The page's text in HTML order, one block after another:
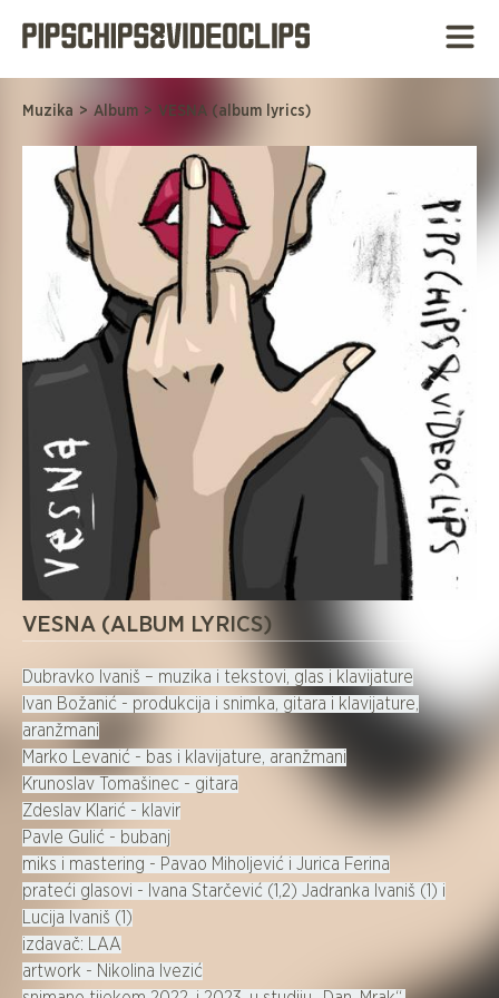
Muzika > Album > VESNA (album lyrics)
VESNA (ALBUM LYRICS)
Dubravko Ivaniš – muzika i tekstovi, glas i klavijature
Ivan Božanić - produkcija i snimka, gitara i klavijature,
aranžmani
Marko Levanić - bas i klavijature, aranžmani
Krunoslav Tomašinec - gitara
Zdeslav Klarić - klavir
Pavle Gulić - bubanj
miks i mastering - Pavao Miholjević i Jurica Ferina
prateći glasovi - Ivana Starčević (1,2) Jadranka Ivaniš (1) i
Lucija Ivaniš (1)
izdavač: LAA
artwork - Nikolina Ivezić